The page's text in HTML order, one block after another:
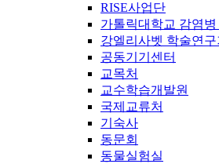
RISE사업단
가톨릭대학교 감염병
강엘리사벳 학술연구
공동기기센터
교목처
교수학습개발원
국제교류처
기숙사
동문회
동물실험실